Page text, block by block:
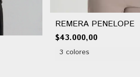
REMERA PENELOPE
$43.000,00
3 colores